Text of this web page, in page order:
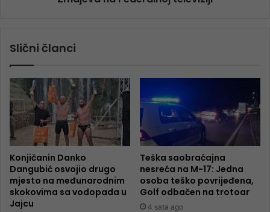
Slični članci
Konjičanin Danko
Dangubić osvojio drugo
mjesto na međunarodnim
skokovima sa vodopada u
Jajcu
Teška saobraćajna
nesreća na M-17: Jedna
osoba teško povrijeđena,
Golf odbačen na trotoar
4 sata ago